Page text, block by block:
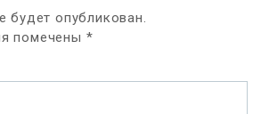
будет опубликован.
помечены *